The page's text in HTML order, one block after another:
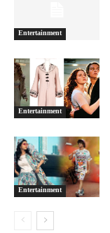
Entertainment
Entertainment
Entertainment